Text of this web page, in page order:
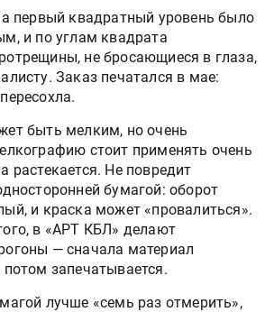
первый квадратный уровень было
и по углам квадрата
не бросающиеся в глаза,
Заказ печатался в мае:
быть мелким, но очень
стоит применять очень
растекается. Не повредит
бумагой: оборот
и краска может «провалиться».
в «АРТ КБЛ» делают
— сначала материал
запечатывается.
лучше «семь раз отмерить»,